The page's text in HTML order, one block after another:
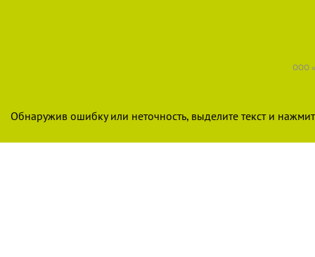
ООО
Обнаружив ошибку или неточность, выделите текст и